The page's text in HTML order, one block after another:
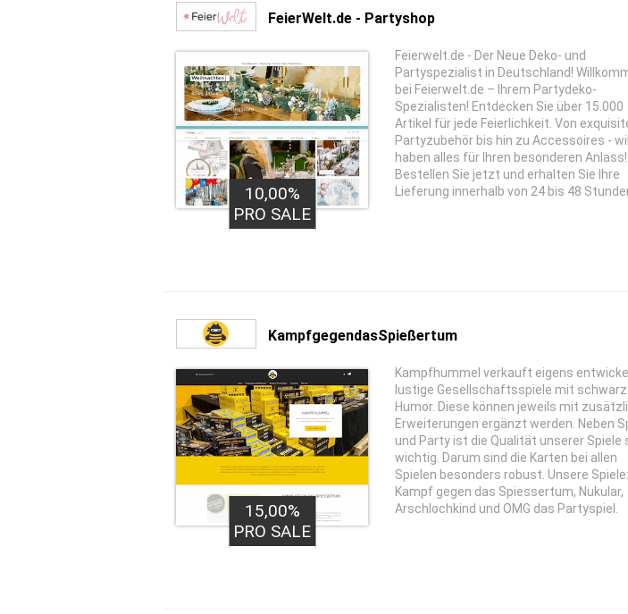
FeierWelt.de - Partyshop
10,00%
PRO SALE
Feierwelt.de - Der Neue Deko- und
Partyspezialist in Deutschland!
bei Feierwelt.de – Ihrem Partydeko-
Spezialisten! Entdecken Sie über 15.000
Artikel für jede Feierlichkeit. Von
Partyzubehör bis hin zu Accessoires -
haben alles für Ihren besonderen Anlass!
Bestellen Sie jetzt und erhalten Sie Ihre
Lieferung innerhalb von 24 bis 48
KampfgegendasSpießertum
15,00%
PRO SALE
Kampfhummel verkauft eigens
lustige Gesellschaftsspiele mit
Humor. Diese können jeweils mit
Erweiterungen ergänzt werden. Neben
und Party ist die Qualität unserer Spiele
wichtig. Darum sind die Karten bei allen
Spielen besonders robust. Unsere Spiele:
Kampf gegen das Spiessertum, Nukular,
Arschlochkind und OMG das Partyspiel.